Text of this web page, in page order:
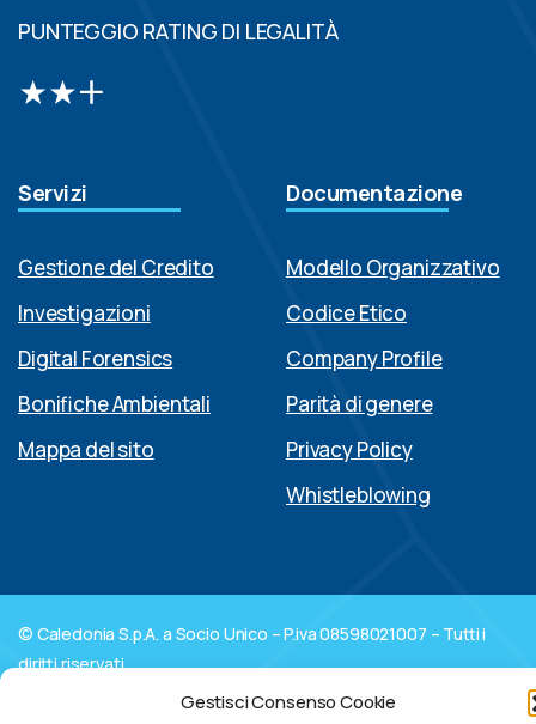
Gestisci Consenso Cookie
PUNTEGGIO RATING DI LEGALITÀ
Servizi
Gestione del Credito
Investigazioni
Digital Forensics
Bonifiche Ambientali
Mappa del sito
Documentazione
Modello Organizzativo
Codice Etico
Company Profile
Parità di genere
Privacy Policy
Whistleblowing
© Caledonia S.p.A. a Socio Unico – P.iva 08598021007 – Tutti i
diritti riservati